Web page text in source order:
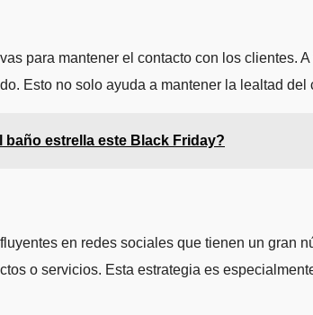
para mantener el contacto con los clientes.
Esto no solo ayuda a mantener la lealtad
estrella este Black Friday?
en redes sociales que tienen un gran
o servicios. Esta estrategia es